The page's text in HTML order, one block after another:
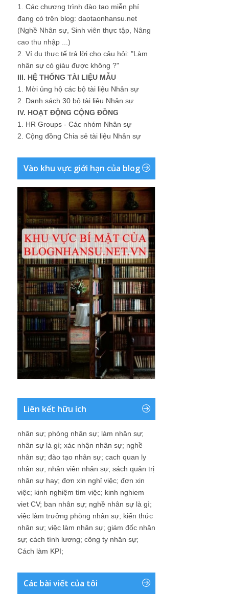
1. Các chương trình đào tạo miễn phí
đang có trên blog: daotaonhansu.net
(Nghề Nhân sự, Sinh viên thực tập, Nâng
cao thu nhập ...)
2. Ví dụ thực tế trả lời cho câu hỏi: "Làm
nhân sự có giàu được không ?"
III. HỆ THỐNG TÀI LIỆU MẪU
1. Mời ủng hộ các bộ tài liệu Nhân sự
2. Danh sách 30 bộ tài liệu Nhân sự
IV. HOẠT ĐỘNG CỘNG ĐỒNG
1. HR Groups - Các nhóm Nhân sự
2. Cộng đồng Chia sẻ tài liệu Nhân sự
Vào khu vực giới hạn của blog
Liên kết hữu ích
nhân sự; phòng nhân sự; làm nhân sự;
nhân sự là gì; xác nhận nhân sự; nghề
nhân sự; đào tạo nhân sự; cach quan ly
nhân sự; nhân viên nhân sự; sách quản trị
nhân sự hay; đơn xin nghỉ việc; đơn xin
việc; kinh nghiệm tìm việc; kinh nghiem
viet CV; ban nhân sự; nghề nhân sự là gì;
việc làm trưởng phòng nhân sự; kiến thức
nhân sự; việc làm nhân sự; giám đốc nhân
sự; cách tính lương; công ty nhân sự;
Cách làm KPI;
Các bài viết của tôi